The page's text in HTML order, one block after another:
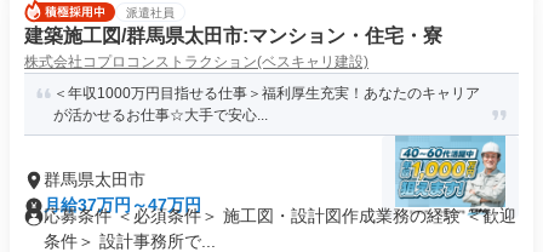
派遣社員
建築施工図/群馬県太田市:マンション・住宅・寮
株式会社コプロコンストラクション(ベスキャリ建設)
＜年収1000万円目指せる仕事＞福利厚生充実！あなたのキャリア
が活かせるお仕事☆大手で安心...
群馬県太田市
月給37万円～47万円
応募条件 ＜必須条件＞ 施工図・設計図作成業務の経験 ＜歓迎
条件＞ 設計事務所で...